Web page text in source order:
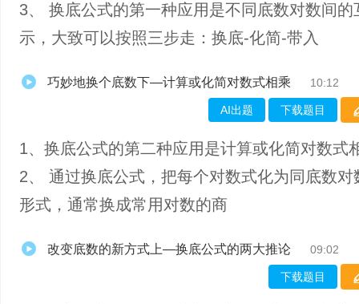
3、 换底公式的第一种应用是不同底数对数间的
示，大致可以按照三步走：换底-化简-带入
巧妙地换个底数下—计算或化简对数式相乘 10:12
AI出题 下载题目
1、​换底公式的第二种应用是计算或化简对数式
2、 通过换底公式，把每个对数式化为同底数对
形式，通常换成常用对数的商
改变底数的新方式上—换底公式的两大推论 09:02
下载题目